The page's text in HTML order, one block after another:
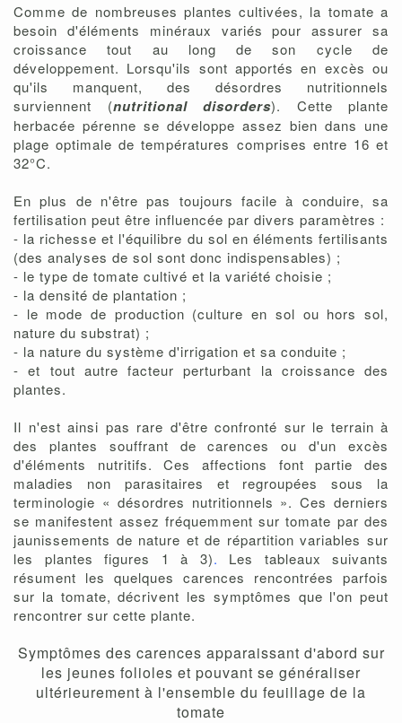
Comme de nombreuses plantes cultivées, la tomate a
besoin d'éléments minéraux variés pour assurer sa
croissance tout au long de son cycle de
développement. Lorsqu'ils sont apportés en excès ou
qu'ils manquent, des désordres nutritionnels
surviennent (nutritional disorders). Cette plante
herbacée pérenne se développe assez bien dans une
plage optimale de températures comprises entre 16 et
32°C.
En plus de n'être pas toujours facile à conduire, sa
fertilisation peut être influencée par divers paramètres :
- la richesse et l'équilibre du sol en éléments fertilisants
(des analyses de sol sont donc indispensables) ;
- le type de tomate cultivé et la variété choisie ;
- la densité de plantation ;
- le mode de production (culture en sol ou hors sol,
nature du substrat) ;
- la nature du système d'irrigation et sa conduite ;
- et tout autre facteur perturbant la croissance des
plantes.
Il n'est ainsi pas rare d'être confronté sur le terrain à
des plantes souffrant de carences ou d'un excès
d'éléments nutritifs. Ces affections font partie des
maladies non parasitaires et regroupées sous la
terminologie « désordres nutritionnels ». Ces derniers
se manifestent assez fréquemment sur tomate par des
jaunissements de nature et de répartition variables sur
les plantes figures 1 à 3). Les tableaux suivants
résument les quelques carences rencontrées parfois
sur la tomate, décrivent les symptômes que l'on peut
rencontrer sur cette plante.
Symptômes des carences apparaissant d'abord sur
les jeunes folioles et pouvant se généraliser
ultérieurement à l'ensemble du feuillage de la
tomate